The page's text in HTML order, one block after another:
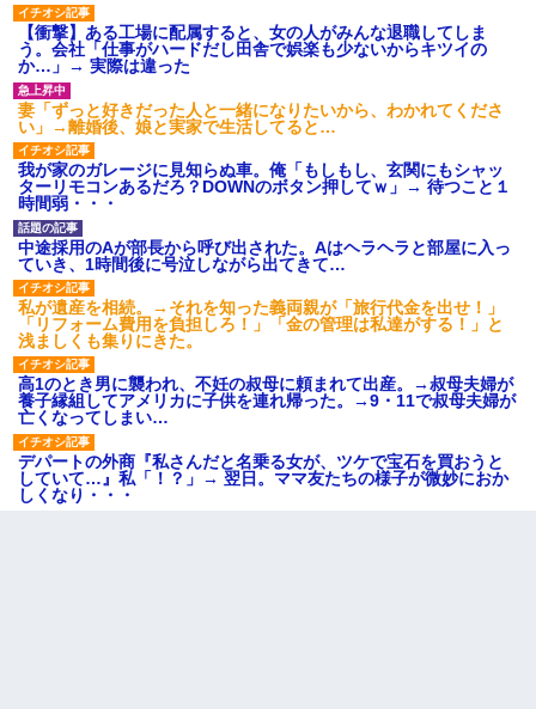
【衝撃】ある工場に配属すると、女の人がみんな退職してしま
う。会社「仕事がハードだし田舎で娯楽も少ないからキツイの
か…」→ 実際は違った
妻「ずっと好きだった人と一緒になりたいから、わかれてくださ
い」→離婚後、娘と実家で生活してると…
我が家のガレージに見知らぬ車。俺「もしもし、玄関にもシャッ
ターリモコンあるだろ？DOWNのボタン押してｗ」→ 待つこと１
時間弱・・・
中途採用のAが部長から呼び出された。Aはヘラヘラと部屋に入っ
ていき、1時間後に号泣しながら出てきて…
私が遺産を相続。→それを知った義両親が「旅行代金を出せ！」
「リフォーム費用を負担しろ！」「金の管理は私達がする！」と
浅ましくも集りにきた。
高1のとき男に襲われ、不妊の叔母に頼まれて出産。→叔母夫婦が
養子縁組してアメリカに子供を連れ帰った。→9・11で叔母夫婦が
亡くなってしまい…
デパートの外商『私さんだと名乗る女が、ツケで宝石を買おうと
していて…』私「！？」→ 翌日。ママ友たちの様子が微妙におか
しくなり・・・